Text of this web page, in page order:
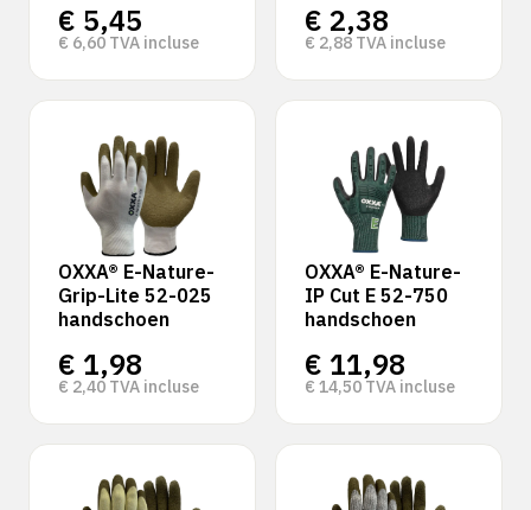
€ 5,45
€ 6,60 TVA incluse
€ 2,38
€ 2,88 TVA incluse
OXXA® E-Nature-
Grip-Lite 52-025
handschoen
€ 1,98
€ 2,40 TVA incluse
OXXA® E-Nature-
IP Cut E 52-750
handschoen
€ 11,98
€ 14,50 TVA incluse